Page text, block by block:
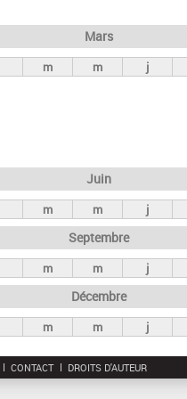
Mars
m m j
Juin
m m j
Septembre
m m j
Décembre
m m j
CONTACT DROITS D'AUTEUR